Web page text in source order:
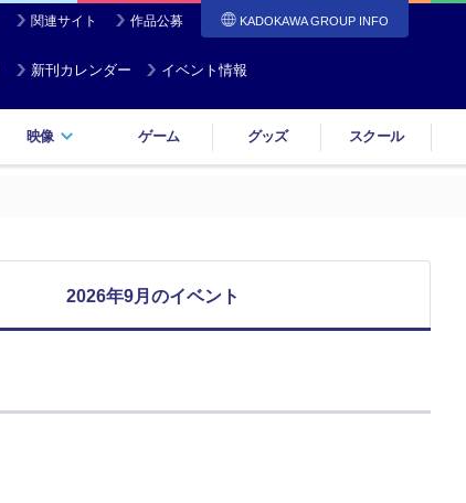
関連サイト 作品公募 KADOKAWA GROUP INFO
新刊カレンダー イベント情報
映像 ゲーム グッズ スクール
2026年9月のイベント